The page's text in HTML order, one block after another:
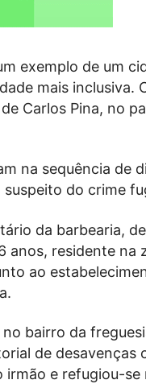
exemplo de um
mais inclusiva.
Carlos Pina, no
na sequência de
do crime
da barbearia,
anos, residente na
ao
bairro da
de desavenças
e refugiou-se